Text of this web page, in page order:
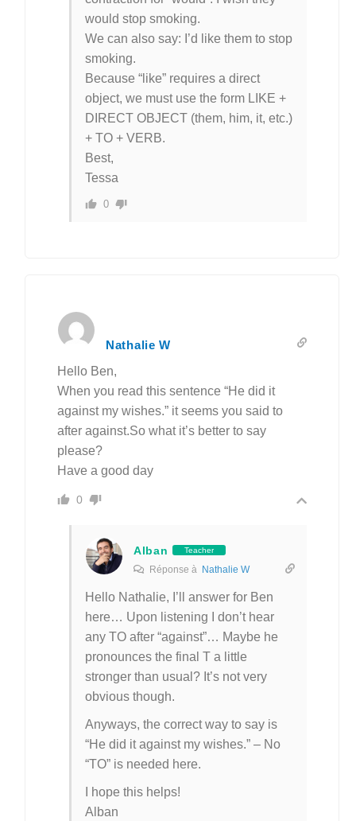
would stop smoking.
We can also say: I’d like them to stop
smoking.
Because “like” requires a direct
object, we must use the form LIKE +
DIRECT OBJECT (them, him, it, etc.)
+ TO + VERB.
Best,
Tessa
0
Nathalie W
Hello Ben,
When you read this sentence “He did it
against my wishes.” it seems you said to
after against.So what it’s better to say
please?
Have a good day
0
Alban Teacher
Réponse à Nathalie W
Hello Nathalie, I’ll answer for Ben
here… Upon listening I don’t hear
any TO after “against”… Maybe he
pronounces the final T a little
stronger than usual? It’s not very
obvious though.
Anyways, the correct way to say is
“He did it against my wishes.” – No
“TO” is needed here.
I hope this helps!
Alban